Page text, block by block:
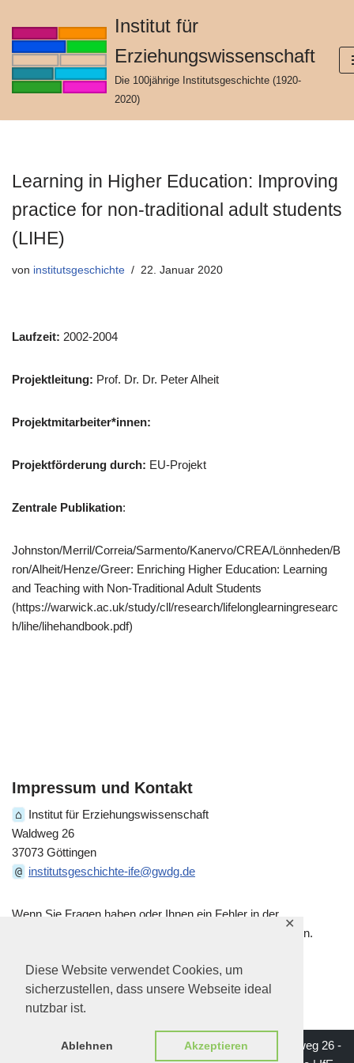
Diese Website verwendet Cookies, um
sicherzustellen, dass unsere Webseite ideal
nutzbar ist.
Ablehnen Akzeptieren
✕
Zum
springen
Institut für
Erziehungswissenschaft
Die 100jährige Institutsgeschichte (1920-
2020)
Learning in Higher Education: Improving
practice for non-traditional adult students
(LIHE)
von institutsgeschichte 22. Januar 2020
Laufzeit: 2002-2004
Projektleitung: Prof. Dr. Dr. Peter Alheit
Projektmitarbeiter*innen:
Projektförderung durch: EU-Projekt
Zentrale Publikation:
Johnston/Merril/Correia/Sarmento/Kanervo/CREA/Lönnheden/B
ron/Alheit/Henze/Greer: Enriching Higher Education: Learning
and Teaching with Non-Traditional Adult Students
(https://warwick.ac.uk/study/cll/research/lifelonglearningresearc
h/lihe/lihehandbook.pdf)
Impressum und Kontakt
⌂ Institut für Erziehungswissenschaft
Waldweg 26
37073 Göttingen
@ institutsgeschichte-ife@gwdg.de
Wenn Sie Fragen haben oder Ihnen ein Fehler in der
historischen Darstellung auffällt, kontaktieren Sie uns gern.
Impressum | Institut für Erziehungswissenschaft - Waldweg 26 -